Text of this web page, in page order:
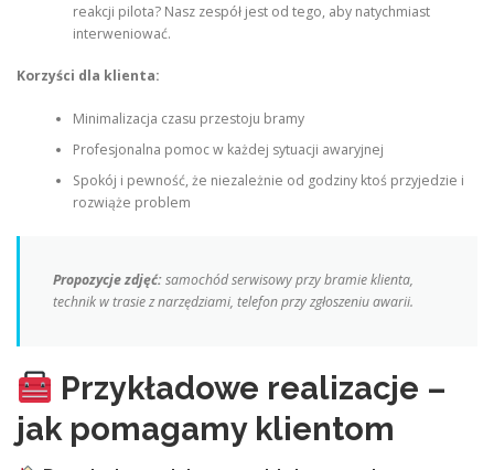
reakcji pilota? Nasz zespół jest od tego, aby natychmiast
interweniować.
Korzyści dla klienta:
Minimalizacja czasu przestoju bramy
Profesjonalna pomoc w każdej sytuacji awaryjnej
Spokój i pewność, że niezależnie od godziny ktoś przyjedzie i
rozwiąże problem
Propozycje zdjęć:samochód serwisowy przy bramie klienta,
technik w trasie z narzędziami, telefon przy zgłoszeniu awarii.
Przykładowe realizacje –
jak pomagamy klientom